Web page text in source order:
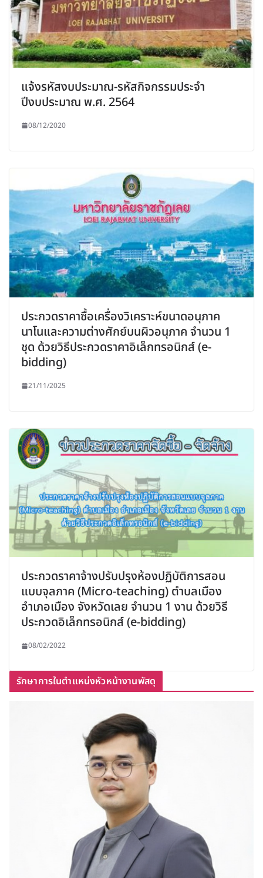
แจ้งรหัสงบประมาณ-รหัสกิจกรรมประจำ
ปีงบประมาณ พ.ศ. 2564
08/12/2020
ประกวดราคาซื้อเครื่องวิเคราะห์ขนาดอนุภาค
นาโนและความต่างศักย์บนผิวอนุภาค จำนวน 1
ชุด ด้วยวิธีประกวดราคาอิเล็กทรอนิกส์ (e-
bidding)
21/11/2025
ประกวดราคาจ้างปรับปรุงห้องปฏิบัติการสอน
แบบจุลภาค (Micro-teaching) ตำบลเมือง
อำเภอเมือง จังหวัดเลย จำนวน 1 งาน ด้วยวิธี
ประกวดอิเล็กทรอนิกส์ (e-bidding)
08/02/2022
รักษาการในตำแหน่งหัวหน้างานพัสดุ